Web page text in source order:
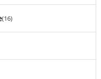
(16)